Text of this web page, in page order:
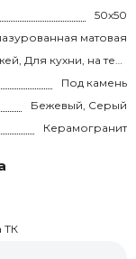
50x50
матовая
Для гостиной, Для прихожей, Для кухни, на теплый пол
Под камень
Бежевый, Серый
Керамогранит
ТК